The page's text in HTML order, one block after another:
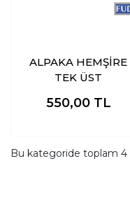
ALPAKA HEMŞİRE
TEK ÜST
550,00 TL
Bu kategoride toplam 4